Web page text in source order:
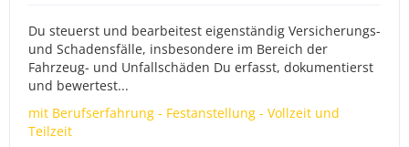
Du steuerst und bearbeitest eigenständig Versicherungs-
und Schadensfälle, insbesondere im Bereich der
Fahrzeug- und Unfallschäden Du erfasst, dokumentierst
und bewertest...
mit Berufserfahrung - Festanstellung - Vollzeit und
Teilzeit